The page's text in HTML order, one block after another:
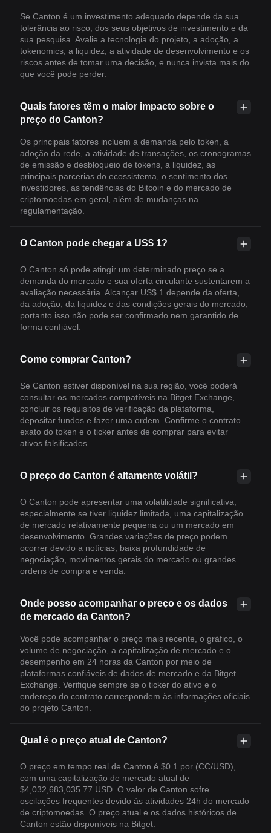
Se Canton é um investimento adequado depende da sua
tolerância ao risco, dos seus objetivos de investimento e da
sua pesquisa. Avalie a tecnologia do projeto, a adoção, a
tokenomics, a liquidez, a atividade de desenvolvimento e os
riscos antes de tomar uma decisão, e nunca invista mais do
que você pode perder.
Quais fatores têm o maior impacto sobre o
preço do Canton?
Os principais fatores incluem a demanda pelo token, a
adoção da rede, a atividade de transações, os cronogramas
de emissão e desbloqueio de tokens, a liquidez, as
principais parcerias do ecossistema, o sentimento dos
investidores, as tendências do Bitcoin e do mercado de
criptomoedas em geral, além de mudanças na
regulamentação.
O Canton pode chegar a US$ 1?
O Canton só pode atingir um determinado preço se a
demanda do mercado e sua oferta circulante sustentarem a
avaliação necessária. Alcançar US$ 1 depende da oferta,
da adoção, da liquidez e das condições gerais do mercado,
portanto isso não pode ser confirmado nem garantido de
forma confiável.
Como comprar Canton?
Se Canton estiver disponível na sua região, você poderá
consultar os mercados compatíveis na Bitget Exchange,
concluir os requisitos de verificação da plataforma,
depositar fundos e fazer uma ordem. Confirme o contrato
exato do token e o ticker antes de comprar para evitar
ativos falsificados.
O preço do Canton é altamente volátil?
O Canton pode apresentar uma volatilidade significativa,
especialmente se tiver liquidez limitada, uma capitalização
de mercado relativamente pequena ou um mercado em
desenvolvimento. Grandes variações de preço podem
ocorrer devido a notícias, baixa profundidade de
negociação, movimentos gerais do mercado ou grandes
ordens de compra e venda.
Onde posso acompanhar o preço e os dados
de mercado da Canton?
Você pode acompanhar o preço mais recente, o gráfico, o
volume de negociação, a capitalização de mercado e o
desempenho em 24 horas da Canton por meio de
plataformas confiáveis de dados de mercado e da Bitget
Exchange. Verifique sempre se o ticker do ativo e o
endereço do contrato correspondem às informações oficiais
do projeto Canton.
Qual é o preço atual de Canton?
O preço em tempo real de Canton é $0.1 por (CC/USD),
com uma capitalização de mercado atual de
$4,032,683,035.77 USD. O valor de Canton sofre
oscilações frequentes devido às atividades 24h do mercado
de criptomoedas. O preço atual e os dados históricos de
Canton estão disponíveis na Bitget.